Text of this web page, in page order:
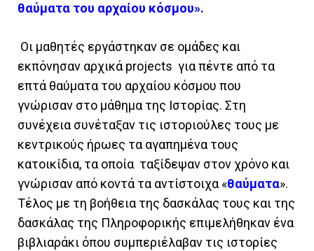
θαύματα του αρχαίου κόσμου».
Οι μαθητές εργάστηκαν σε ομάδες και
εκπόνησαν αρχικά projects για πέντε από τα
επτά θαύματα του αρχαίου κόσμου που
γνώρισαν στο μάθημα της Ιστορίας. Στη
συνέχεια συνέταξαν τις ιστοριούλες τους με
κεντρικούς ήρωες τα αγαπημένα τους
κατοικίδια, τα οποία ταξίδεψαν στον χρόνο και
γνώρισαν από κοντά τα αντίστοιχα «θαύματα».
Tέλος με τη βοήθεια της δασκάλας τους και της
δασκάλας της Πληροφορικής επιμελήθηκαν ένα
βιβλιαράκι όπου συμπεριέλαβαν τις ιστορίες